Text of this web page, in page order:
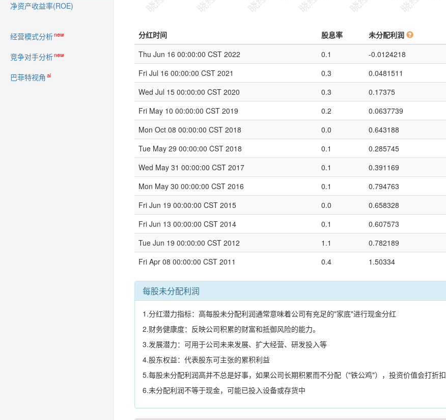
净资产收益率(ROE)
经营模式分析new
竞争对手分析new
巴菲特视角 ai
分红时间 股息率 未分配利润
Thu Jun 16 00:00:00 CST 2022
0.1 -0.0124218
Fri Jul 16 00:00:00 CST 2021
0.3 0.0481511
Wed Jul 15 00:00:00 CST 2020
0.3 0.17375
Fri May 10 00:00:00 CST 2019
0.2 0.0637739
Mon Oct 08 00:00:00 CST 2018
0.0 0.643188
Tue May 29 00:00:00 CST 2018
0.1 0.285745
Wed May 31 00:00:00 CST 2017
0.1 0.391169
Mon May 30 00:00:00 CST 2016
0.1 0.794763
Fri Jun 19 00:00:00 CST 2015
0.0 0.658328
Fri Jun 13 00:00:00 CST 2014
0.1 0.607573
Tue Jun 19 00:00:00 CST 2012
1.1 0.782189
Fri Apr 08 00:00:00 CST 2011
0.4 1.50334
每股未分配利润
1.分红潜力指标：高每股未分配利润通常意味着公司有充足的"家底"进行现金分红
2.财务健康度：反映公司积累的财富和抵御风险的能力。
3.发展潜力：可用于公司未来发展、扩大经营、研发投入等
4.股东权益：代表股东可主张的累积利益
5.每股未分配利润高并不总是好事，如果公司长期积累而不分配（"铁公鸡"），投资价值会打折扣
6.未分配利润不等于现金，可能已投入设备或存货中